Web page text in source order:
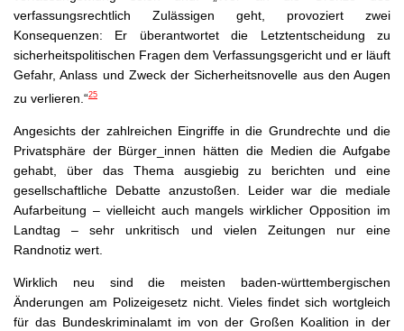
verfassungsrechtlich Zulässigen geht, provoziert zwei
Konsequenzen: Er überantwortet die Letztentscheidung zu
sicherheitspolitischen Fragen dem Verfassungsgericht und er läuft
Gefahr, Anlass und Zweck der Sicherheitsnovelle aus den Augen
zu verlieren.“25
Angesichts der zahlreichen Eingriffe in die Grundrechte und die
Privatsphäre der Bürger_innen hätten die Medien die Aufgabe
gehabt, über das Thema ausgiebig zu berichten und eine
gesellschaftliche Debatte anzustoßen. Leider war die mediale
Aufarbeitung – vielleicht auch mangels wirklicher Opposition im
Landtag – sehr unkritisch und vielen Zeitungen nur eine
Randnotiz wert.
Wirklich neu sind die meisten baden-württembergischen
Änderungen am Polizeigesetz nicht. Vieles findet sich wortgleich
für das Bundeskriminalamt im von der Großen Koalition in der